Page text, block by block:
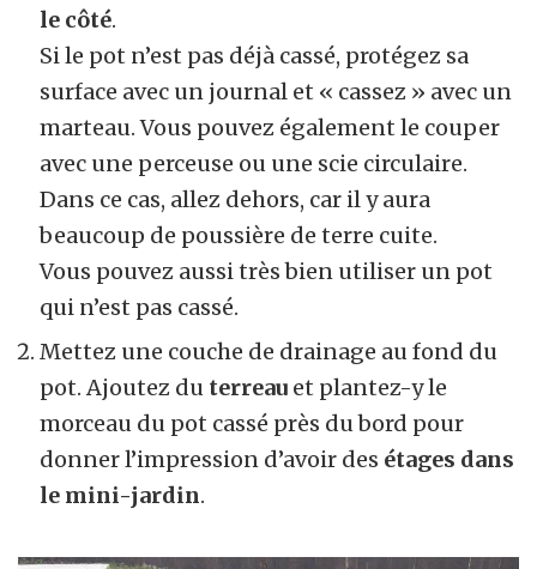
le côté.
Si le pot n’est pas déjà cassé, protégez sa
surface avec un journal et « cassez » avec un
marteau. Vous pouvez également le couper
avec une perceuse ou une scie circulaire.
Dans ce cas, allez dehors, car il y aura
beaucoup de poussière de terre cuite.
Vous pouvez aussi très bien utiliser un pot
qui n’est pas cassé.
Mettez une couche de drainage au fond du
pot. Ajoutez du terreau et plantez-y le
morceau du pot cassé près du bord pour
donner l’impression d’avoir des étages dans
le mini-jardin.